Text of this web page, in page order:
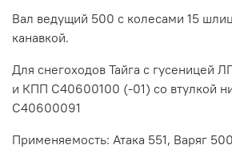
Вал ведущий 500 с колесами 15
канавкой.
Для снегоходов Тайга с гусеницей
и КПП C40600100 (-01) со втулкой
C40600091
Применяемость: Атака 551, Варяг